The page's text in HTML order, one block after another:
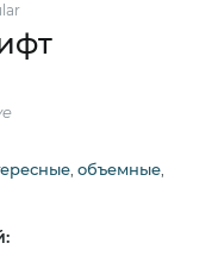
объемные